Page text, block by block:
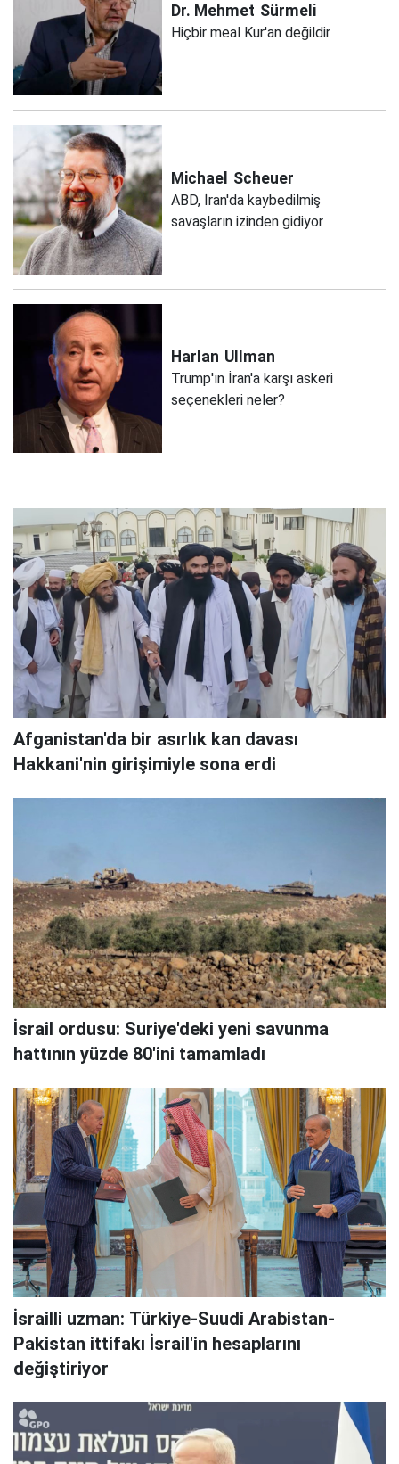
Dr. Mehmet Sürmeli
Hiçbir meal Kur'an değildir
Michael Scheuer
ABD, İran'da kaybedilmiş
savaşların izinden gidiyor
Harlan Ullman
Trump'ın İran'a karşı askeri
seçenekleri neler?
Afganistan'da bir asırlık kan davası
Hakkani'nin girişimiyle sona erdi
İsrail ordusu: Suriye'deki yeni savunma
hattının yüzde 80'ini tamamladı
İsrailli uzman: Türkiye-Suudi Arabistan-
Pakistan ittifakı İsrail'in hesaplarını
değiştiriyor